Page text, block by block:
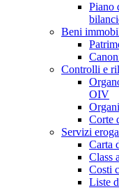
Piano
Beni
Controlli e
OIV
Corte
Servizi
Carta
Class
Costi
Liste